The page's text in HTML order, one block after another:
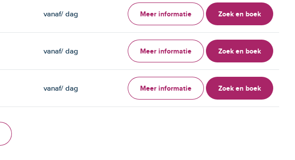
vanaf/ dag Meer informatie Zoek en boek
vanaf/ dag Meer informatie Zoek en boek
vanaf/ dag Meer informatie Zoek en boek